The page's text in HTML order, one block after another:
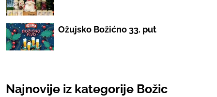
Ožujsko Božićno 33. put
Najnovije iz kategorije Božic